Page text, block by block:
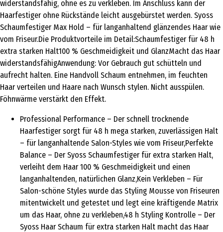
widerstandsfähig, ohne es zu verkleben. Im Anschluss kann der
Haarfestiger ohne Rückstände leicht ausgebürstet werden. Syoss
Schaumfestiger Max Hold – für langanhaltend glänzendes Haar wie
vom Friseur.Die Produktvorteile im Detail:Schaumfestiger für 48 h
extra starken Halt100 % Geschmeidigkeit und GlanzMacht das Haar
widerstandsfähigAnwendung: Vor Gebrauch gut schütteln und
aufrecht halten. Eine Handvoll Schaum entnehmen, im feuchten
Haar verteilen und Haare nach Wunsch stylen. Nicht ausspülen.
Föhnwärme verstärkt den Effekt.
Professional Performance – Der schnell trocknende
Haarfestiger sorgt für 48 h mega starken, zuverlässigen Halt
– für langanhaltende Salon-Styles wie vom Friseur,Perfekte
Balance – Der Syoss Schaumfestiger für extra starken Halt,
verleiht dem Haar 100 % Geschmeidigkeit und einen
langanhaltenden, natürlichen Glanz,Kein Verkleben – Für
Salon-schöne Styles wurde das Styling Mousse von Friseuren
mitentwickelt und getestet und legt eine kräftigende Matrix
um das Haar, ohne zu verkleben,48 h Styling Kontrolle – Der
Syoss Haar Schaum für extra starken Halt macht das Haar